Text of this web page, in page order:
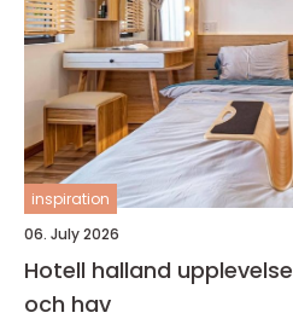
inspiration
06. July 2026
Hotell halland upplevelser mellan skog, sjö
och hav